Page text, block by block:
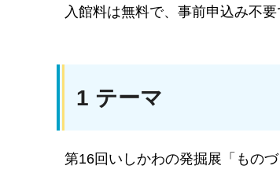
入館料は無料で、事前申込み不要
1 テーマ
第16回いしかわの発掘展「もの